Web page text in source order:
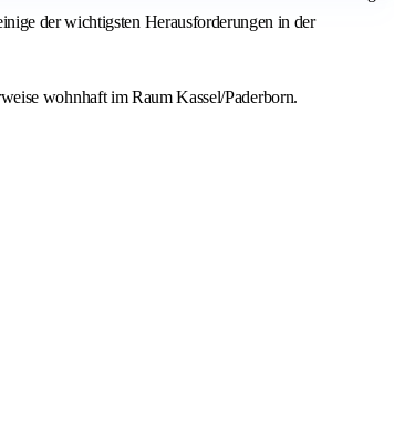
der wichtigsten Herausforderungen in der
wohnhaft im Raum Kassel/Paderborn.